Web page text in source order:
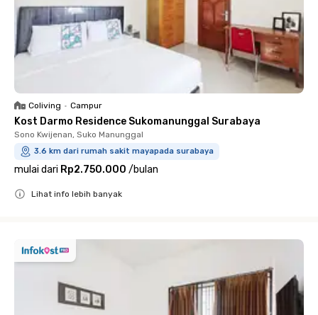
Coliving • Campur
Kost Darmo Residence Sukomanunggal Surabaya
Sono Kwijenan, Suko Manunggal
3.6 km dari rumah sakit mayapada surabaya
mulai dari Rp2.750.000 /bulan
Lihat info lebih banyak